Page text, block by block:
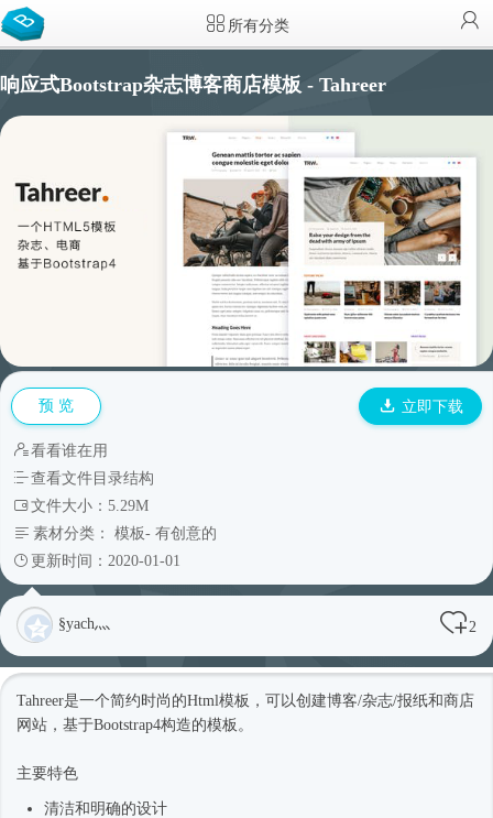
所有分类
响应式Bootstrap杂志博客商店模板 - Tahreer
预 览 立即下载
看看谁在用
查看文件目录结构
文件大小：5.29M
素材分类： 模板- 有创意的
更新时间：2020-01-01
§yach灬 2
Tahreer是一个简约 时尚 的Html模板 ，可以创建博客/杂志/报纸和商店
网站，基于Bootstrap4构造的模板。
主要特色
清洁和明确的设计